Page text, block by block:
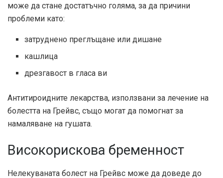
може да стане достатъчно голяма, за да причини
проблеми като:
затруднено преглъщане или дишане
кашлица
дрезгавост в гласа ви
Антитироидните лекарства, използвани за лечение на
болестта на Грейвс, също могат да помогнат за
намаляване на гушата.
Високорискова бременност
Нелекуваната болест на Грейвс може да доведе до